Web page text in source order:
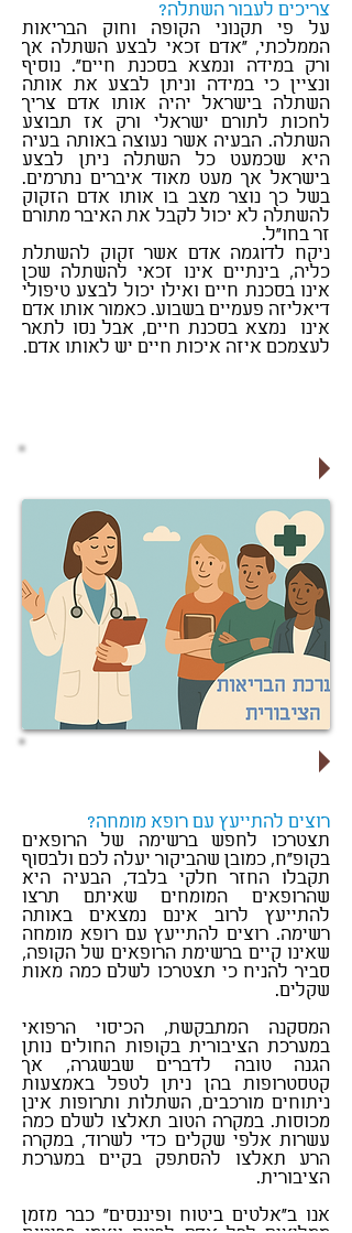
צריכים לעבור השתלה?
על פי תקנוני הקופה וחוק הבריאות
הממלכתי, "אדם זכאי לבצע השתלה אך
ורק במידה ונמצא בסכנת חיים". נוסיף
ונציין כי במידה וניתן לבצע את אותה
השתלה בישראל יהיה אותו אדם צריך
לחכות לתורם ישראלי ורק אז תבוצע
השתלה. הבעיה אשר נעוצה באותה בעיה
היא שכמעט כל השתלה ניתן לבצע
בישראל אך מעט מאוד איברים נתרמים.
בשל כך נוצר מצב בו אותו אדם הזקוק
להשתלה לא יכול לקבל את האיבר מתורם
זר בחו"ל.
ניקח לדוגמה אדם אשר זקוק להשתלת
כליה, בינתיים אינו זכאי להשתלה שכן
אינו בסכנת חיים ואילו יכול לבצע טיפולי
דיאליזה פעמיים בשבוע. כאמור אותו אדם
אינו נמצא בסכנת חיים, אבל נסו לתאר
לעצמכם איזה איכות חיים יש לאותו אדם.
רוצים להתייעץ עם רופא מומחה?
תצטרכו לחפש ברשימה של הרופאים
בקופ"ח, כמובן שהביקור יעלה לכם ולבסוף
תקבלו החזר חלקי בלבד, הבעיה היא
שהרופאים המומחים שאיתם תרצו
להתייעץ לרוב אינם נמצאים באותה
רשימה. רוצים להתייעץ עם רופא מומחה
שאינו קיים ברשימת הרופאים של הקופה,
סביר להניח כי תצטרכו לשלם כמה מאות
שקלים.
המסקנה המתבקשת, הכיסוי הרפואי
במערכת הציבורית בקופות החולים נותן
הגנה טובה לדברים שבשגרה, אך
קטסטרופות בהן ניתן לטפל באמצעות
ניתוחים מורכבים, השתלות ותרופות אינן
מכוסות. במקרה הטוב תאלצו לשלם כמה
עשרות אלפי שקלים כדי לשרוד, במקרה
הרע תאלצו להסתפק בקיים במערכת
הציבורית.
אנו ב"אלטים ביטוח ופיננסים" כבר מזמן